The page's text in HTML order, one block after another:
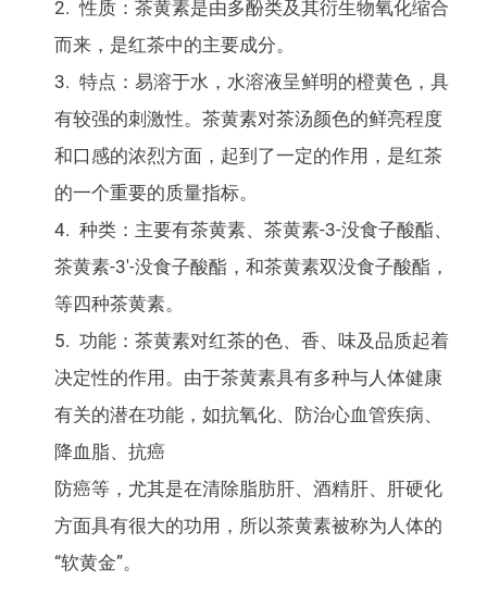
性质：茶黄素是由多酚类及其衍生物氧化缩合
而来，是红茶中的主要成分。
特点：易溶于水，水溶液呈鲜明的橙黄色，具
有较强的刺激性。茶黄素对茶汤颜色的鲜亮程度
和口感的浓烈方面，起到了一定的作用，是红茶
的一个重要的质量指标。
种类：主要有茶黄素、茶黄素-3-没食子酸酯、
茶黄素-3′-没食子酸酯，和茶黄素双没食子酸酯，
等四种茶黄素。
功能：茶黄素对红茶的色、香、味及品质起着
决定性的作用。由于茶黄素具有多种与人体健康
有关的潜在功能，如抗氧化、防治心血管疾病、
降血脂、抗癌
防癌等，尤其是在清除脂肪肝、酒精肝、肝硬化
方面具有很大的功用，所以茶黄素被称为人体的
“软黄金”。